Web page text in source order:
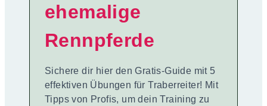
ehemalige
Rennpferde
Sichere dir hier den Gratis-Guide mit 5
effektiven Übungen für Traberreiter! Mit
Tipps von Profis, um dein Training zu